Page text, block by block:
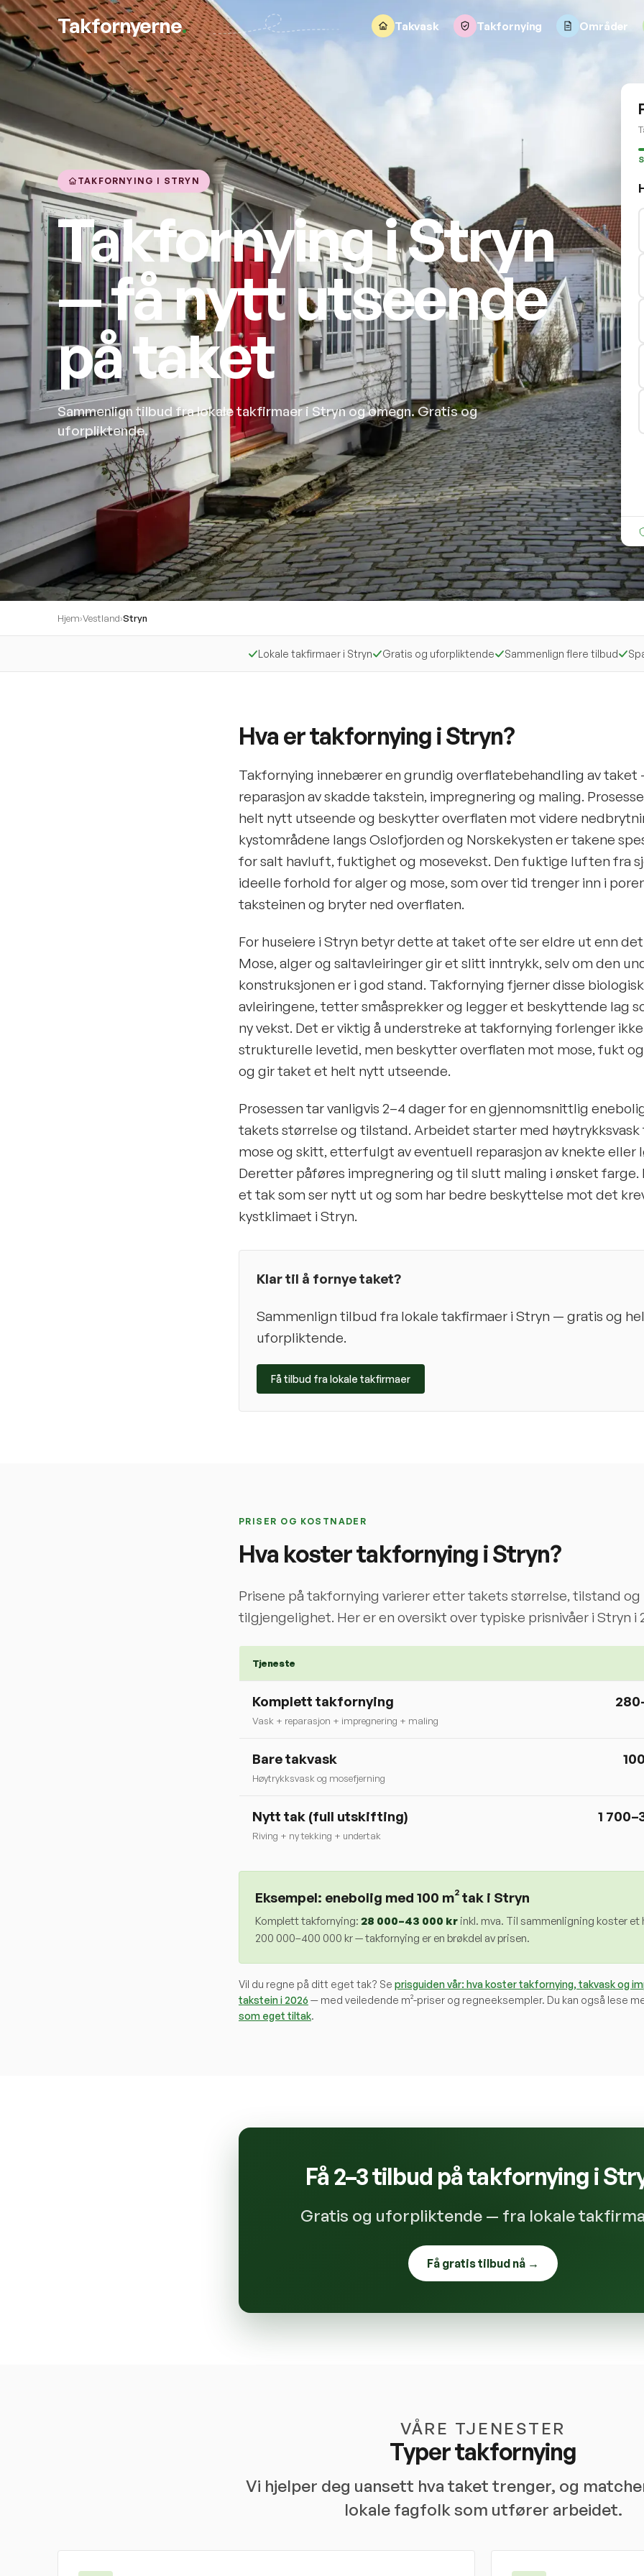
Takfornyerne. Takvask Takfornying Områder
TAKFORNYING I STRYN
Takfornying i Stryn
— få nytt utseende
på taket
Sammenlign tilbud fra lokale takfirmaer i Stryn og omegn. Gratis og
uforpliktende.
Hjem›Vestland›Stryn
Lokale takfirmaer i Stryn Gratis og uforpliktende Sammenlign flere tilbud
Hva er takfornying i Stryn?
Takfornying innebærer en grundig overflatebehandling av taket
reparasjon av skadde takstein, impregnering og maling.
helt nytt utseende og beskytter overflaten mot videre
kystområdene langs Oslofjorden og Norskekysten er takene
for salt havluft, fuktighet og mosevekst. Den fuktige luften fra
ideelle forhold for alger og mose, som over tid trenger inn i
taksteinen og bryter ned overflaten.
For huseiere i Stryn betyr dette at taket ofte ser eldre ut enn
Mose, alger og saltavleiringer gir et slitt inntrykk, selv om den
konstruksjonen er i god stand. Takfornying fjerner disse
avleiringene, tetter småsprekker og legger et beskyttende lag
ny vekst. Det er viktig å understreke at takfornying forlenger
strukturelle levetid, men beskytter overflaten mot mose, fukt
og gir taket et helt nytt utseende.
Prosessen tar vanligvis 2–4 dager for en gjennomsnittlig
takets størrelse og tilstand. Arbeidet starter med høytrykksvask
mose og skitt, etterfulgt av eventuell reparasjon av knekte eller
Deretter påføres impregnering og til slutt maling i ønsket farge.
et tak som ser nytt ut og som har bedre beskyttelse mot det
kystklimaet i Stryn.
Klar til å fornye taket?
Sammenlign tilbud fra lokale takfirmaer i Stryn — gratis og
uforpliktende.
Få tilbud fra lokale takfirmaer
PRISER OG KOSTNADER
Hva koster takfornying iStryn?
Prisene på takfornying varierer etter takets størrelse, tilstand og
tilgjengelighet. Her er en oversikt over typiske prisnivåer i Stryn i
Tjeneste
Komplett takfornying
Vask + reparasjon + impregnering + maling
280
Bare takvask
Høytrykksvask og mosefjerning
Nytt tak (full utskifting)
Riving + ny tekking + undertak
1
Eksempel: enebolig med 100 m² tak i Stryn
Komplett takfornying: 28 000–43 000 kr inkl. mva. Til sammenligning koster et
200 000–400 000 kr — takfornying er en brøkdel av prisen.
Vil du regne på ditt eget tak? Se prisguiden vår: hva koster takfornying, takvask og
takstein i 2026 — med veiledende m²-priser og regneeksempler. Du kan også lese
som eget tiltak.
Få 2–3 tilbud på takfornying i
Gratis og uforpliktende — fra lokale
Få gratis tilbud nå →
VÅRE TJENESTER
Typer takfornying
Vi hjelper deg uansett hva taket trenger, og
lokale fagfolk som utfører arbeidet.